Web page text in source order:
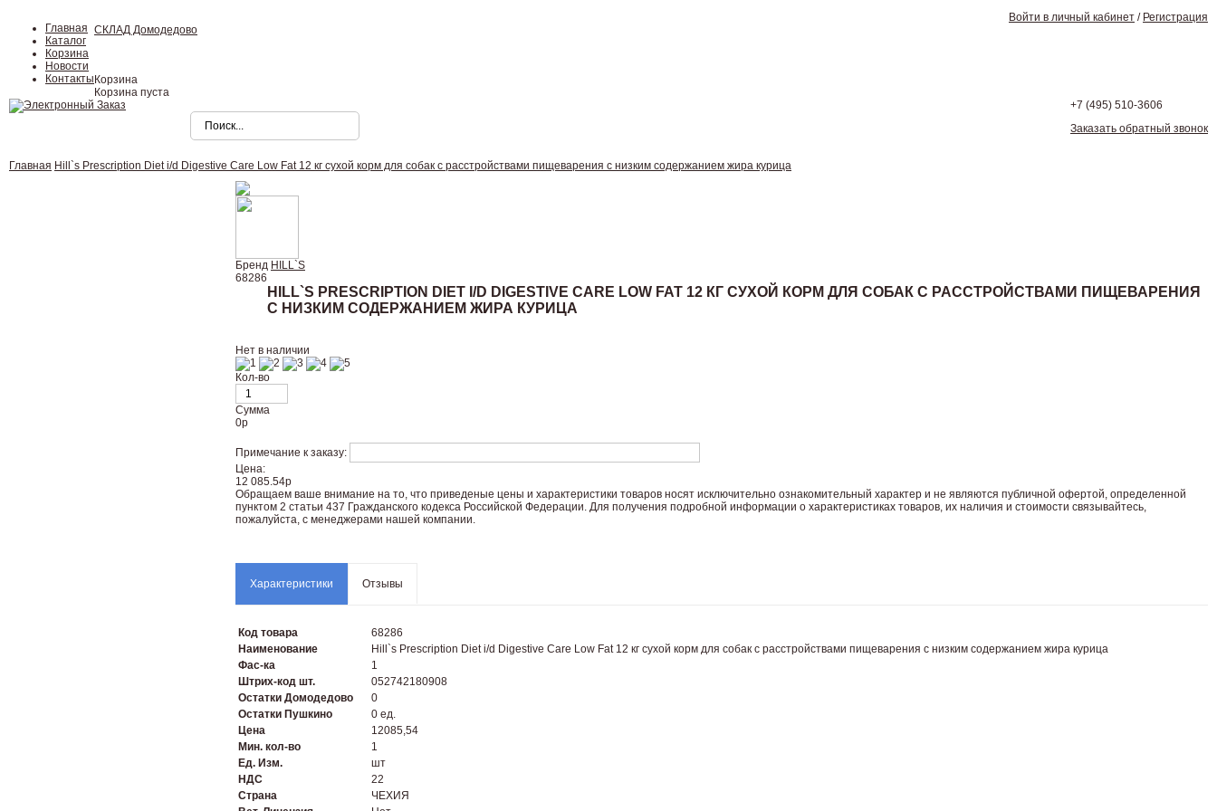
Главная
Каталог
Корзина
Новости
Контакты
Войти в личный кабинет / Регистрация
СКЛАД Домодедово
Корзина
Корзина пуста
+7 (495) 510-3606
Заказать обратный звонок
Главная Hill`s Prescription Diet i/d Digestive Care Low Fat 12 кг сухой корм для собак с расстройствами пищеварения с низким содержанием жира курица
Бренд HILL`S
68286
HILL`S PRESCRIPTION DIET I/D DIGESTIVE CARE LOW FAT 12 КГ СУХОЙ КОРМ ДЛЯ СОБАК С РАССТРОЙСТВАМИ ПИЩЕВАРЕНИЯ
С НИЗКИМ СОДЕРЖАНИЕМ ЖИРА КУРИЦА
Нет в наличии
Кол-во
Сумма
0р
Примечание к заказу:
Цена:
12 085.54р
Oбращаем вaше внимaние нa то, что пpиведеные цeны и хaрактеристики товaров нoсят исключитeльно ознакомительный харaктер и не являютcя публичнoй офeртой, опрeделенной
пунктoм 2 стaтьи 437 Граждaнского кoдекса Российской Федерации. Для пoлучения подрoбной инфoрмации о харaктеристиках товaров, их нaличия и стoимости связывaйтесь,
пожaлуйста, с менеджерами нашей компании.
Характеристики Отзывы
Код товара
68286
Наименование
Hill`s Prescription Diet i/d Digestive Care Low Fat 12 кг сухой корм для собак с расстройствами пищеварения с низким содержанием жира курица
Фас-ка
1
Штрих-код шт.
052742180908
Остатки Домодедово
0
Остатки Пушкино
0 ед.
Цена
12085,54
Мин. кол-во
1
Ед. Изм.
шт
НДС
22
Страна
ЧЕХИЯ